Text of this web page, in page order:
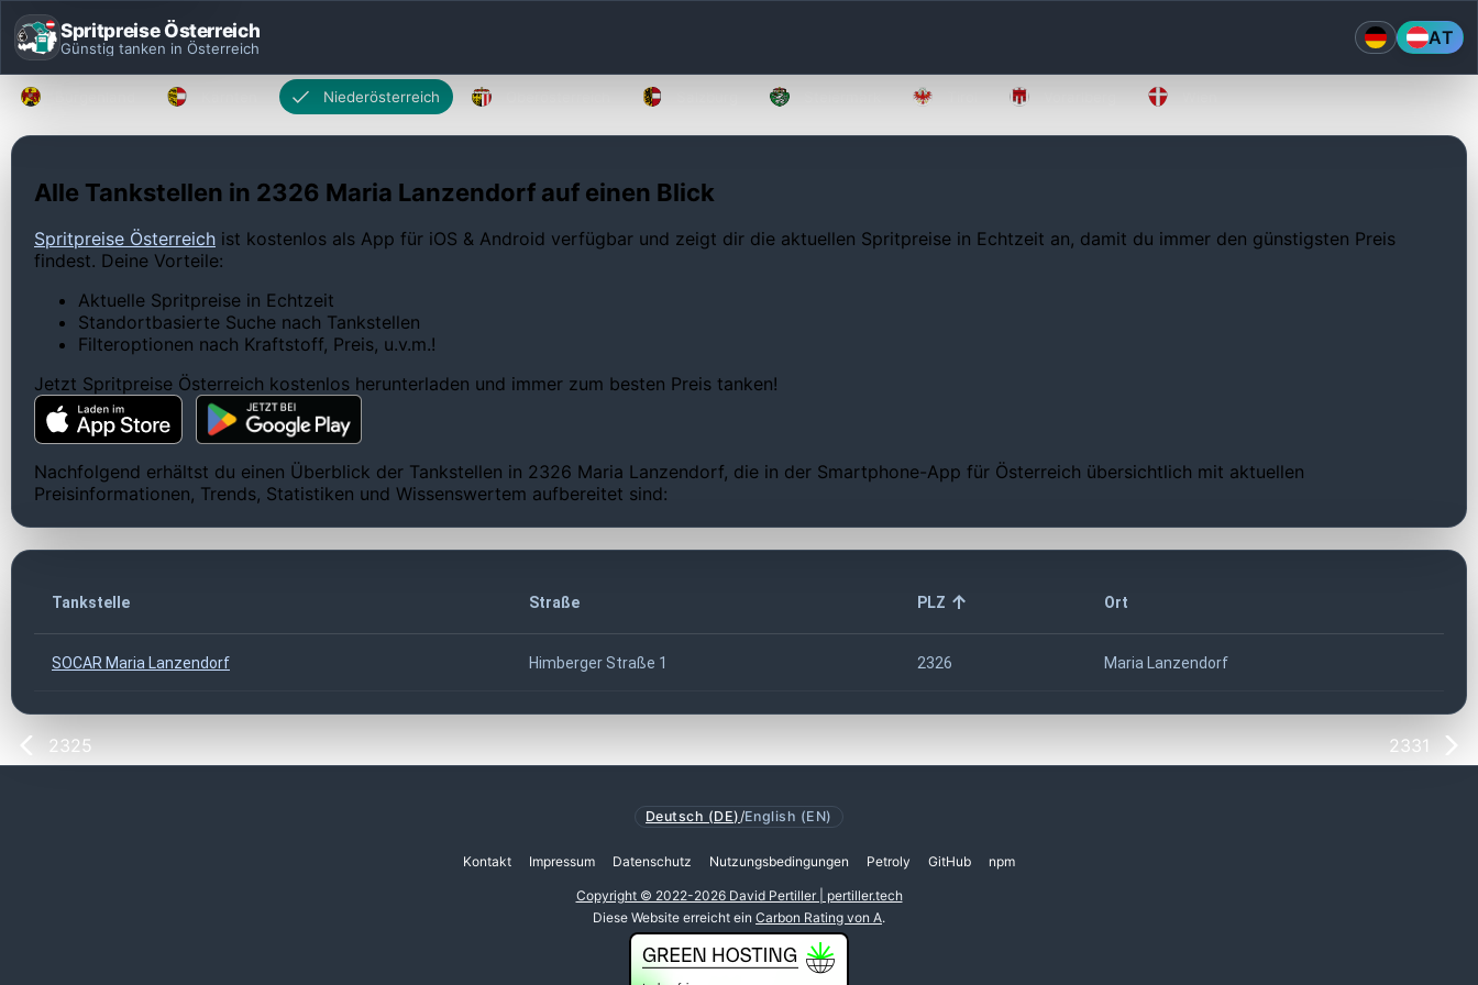
Spritpreise Österreich
Günstig tanken in Österreich AT
Niederösterreich
Alle Tankstellen in 2326 Maria Lanzendorf auf einen Blick
Spritpreise Österreich ist kostenlos als App für iOS & Android verfügbar und zeigt dir die aktuellen Spritpreise in Echtzeit an, damit du immer den günstigsten Preis
findest. Deine Vorteile:
Aktuelle Spritpreise in Echtzeit
Standortbasierte Suche nach Tankstellen
Filteroptionen nach Kraftstoff, Preis, u.v.m.!
Jetzt Spritpreise Österreich kostenlos herunterladen und immer zum besten Preis tanken!
Nachfolgend erhältst du einen Überblick der Tankstellen in 2326 Maria Lanzendorf, die in der Smartphone-App für Österreich übersichtlich mit aktuellen
Preisinformationen, Trends, Statistiken und Wissenswertem aufbereitet sind:
Tankstelle Straße PLZ Ort
SOCAR Maria Lanzendorf Himberger Straße 1 2326 Maria Lanzendorf
2325 2331
Deutsch (DE) /English (EN)
Kontakt Impressum Datenschutz Nutzungsbedingungen Petroly GitHub npm
Copyright © 2022-2026 David Pertiller | pertiller.tech
Diese Website erreicht ein Carbon Rating von A.